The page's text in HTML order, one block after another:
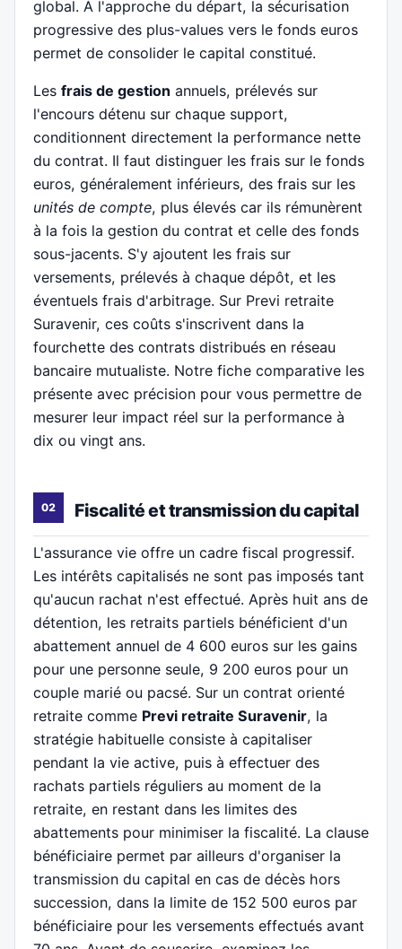
global. À l'approche du départ, la sécurisation
progressive des plus-values vers le fonds euros
permet de consolider le capital constitué.
Les frais de gestion annuels, prélevés sur
l'encours détenu sur chaque support,
conditionnent directement la performance nette
du contrat. Il faut distinguer les frais sur le fonds
euros, généralement inférieurs, des frais sur les
unités de compte, plus élevés car ils rémunèrent
à la fois la gestion du contrat et celle des fonds
sous-jacents. S'y ajoutent les frais sur
versements, prélevés à chaque dépôt, et les
éventuels frais d'arbitrage. Sur Previ retraite
Suravenir, ces coûts s'inscrivent dans la
fourchette des contrats distribués en réseau
bancaire mutualiste. Notre fiche comparative les
présente avec précision pour vous permettre de
mesurer leur impact réel sur la performance à
dix ou vingt ans.
Fiscalité et transmission du capital
L'assurance vie offre un cadre fiscal progressif.
Les intérêts capitalisés ne sont pas imposés tant
qu'aucun rachat n'est effectué. Après huit ans de
détention, les retraits partiels bénéficient d'un
abattement annuel de 4 600 euros sur les gains
pour une personne seule, 9 200 euros pour un
couple marié ou pacsé. Sur un contrat orienté
retraite comme Previ retraite Suravenir, la
stratégie habituelle consiste à capitaliser
pendant la vie active, puis à effectuer des
rachats partiels réguliers au moment de la
retraite, en restant dans les limites des
abattements pour minimiser la fiscalité. La clause
bénéficiaire permet par ailleurs d'organiser la
transmission du capital en cas de décès hors
succession, dans la limite de 152 500 euros par
bénéficiaire pour les versements effectués avant